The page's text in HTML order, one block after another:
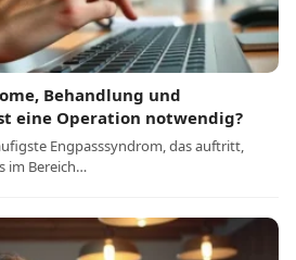
Behandlung und
eine Operation notwendig?
Engpasssyndrom, das auftritt,
im Bereich…